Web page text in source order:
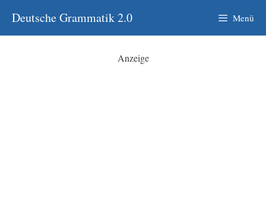
Inhalt
springen
Deutsche Grammatik 2.0 Menü
Anzeige